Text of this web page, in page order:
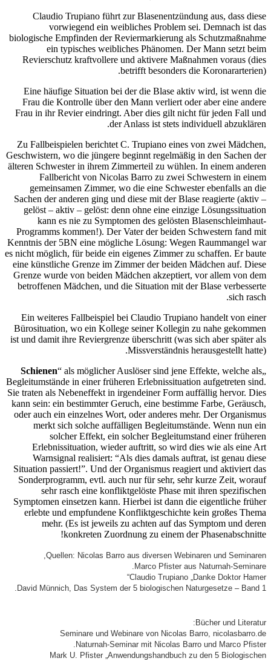
Claudio
biologische
ein
Revierschutz
Eine häufige
Frau die Kontrolle
Frau in ihr Revier
Zu Fallbeispielen
Geschwistern, wo die
älteren Schwester in
Fallbericht
gemeinsamen
Sachen der anderen
gelöst – aktiv –
kann es nie zu
Programms
Kenntnis der 5BN
es nicht möglich, für
eine künstliche
Grenze wurde von
betroffenen
Ein weiteres
Bürosituation, wo
ist und damit ihre
Schienen“ als
Begleitumstände in
Sie traten als
kann sein: ein
oder auch ein
merkt sich
solcher
Warnsignal
Situation passiert!”.
Sonderprogramm,
sehr rasch
Symptomen
erlebte und
mehr. (Es ist
Quellen:
David Münnich, Das
Seminare
Mark U.